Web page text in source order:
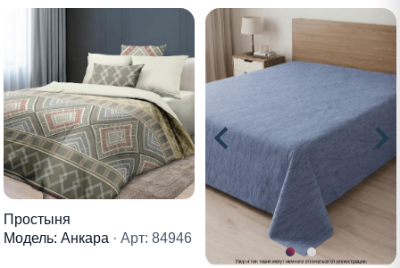
Простыня
Модель: Анкара · Арт: 84946